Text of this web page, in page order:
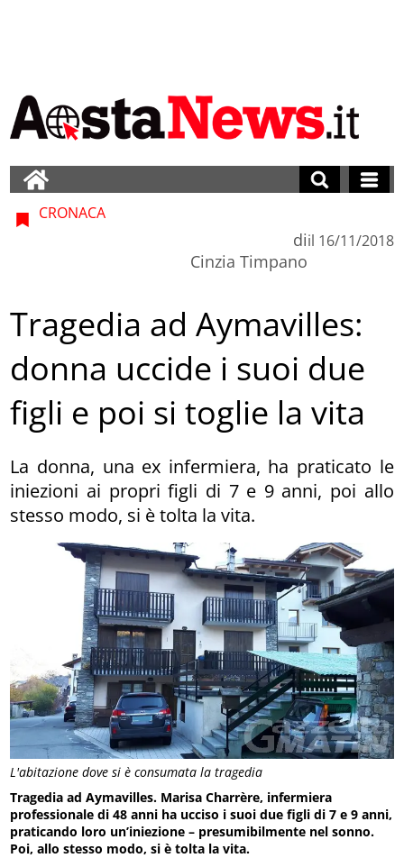
L'abitazione dove si è consumata la tragedia
CRONACA
di
Cinzia Timpano
il 16/11/2018
Tragedia ad Aymavilles:
donna uccide i suoi due
figli e poi si toglie la vita
La donna, una ex infermiera, ha praticato le
iniezioni ai propri figli di 7 e 9 anni, poi allo
stesso modo, si è tolta la vita.
Tragedia ad Aymavilles. Marisa Charrère, infermiera
professionale di 48 anni ha ucciso i suoi due figli di 7 e 9 anni,
praticando loro un’iniezione – presumibilmente nel sonno.
Poi, allo stesso modo, si è tolta la vita.